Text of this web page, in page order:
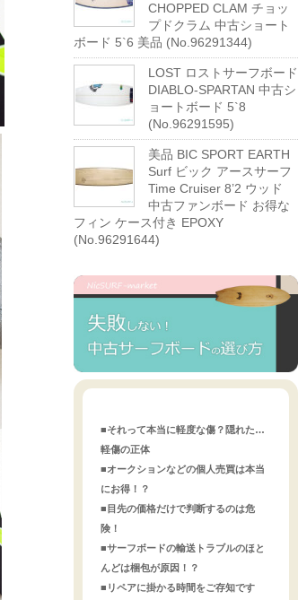
CHOPPED CLAM チョッ
プドクラム 中古ショート
ボード 5`6 美品 (No.96291344)
LOST ロストサーフボード
DIABLO-SPARTAN 中古シ
ョートボード 5`8
(No.96291595)
美品 BIC SPORT EARTH
Surf ビック アースサーフ
Time Cruiser 8’2 ウッド
中古ファンボード お得な
フィン ケース付き EPOXY
(No.96291644)
■それって本当に軽度な傷？隠れた…
軽傷の正体
■オークションなどの個人売買は本当
にお得！？
■目先の価格だけで判断するのは危
険！
■サーフボードの輸送トラブルのほと
んどは梱包が原因！？
■リペアに掛かる時間をご存知です